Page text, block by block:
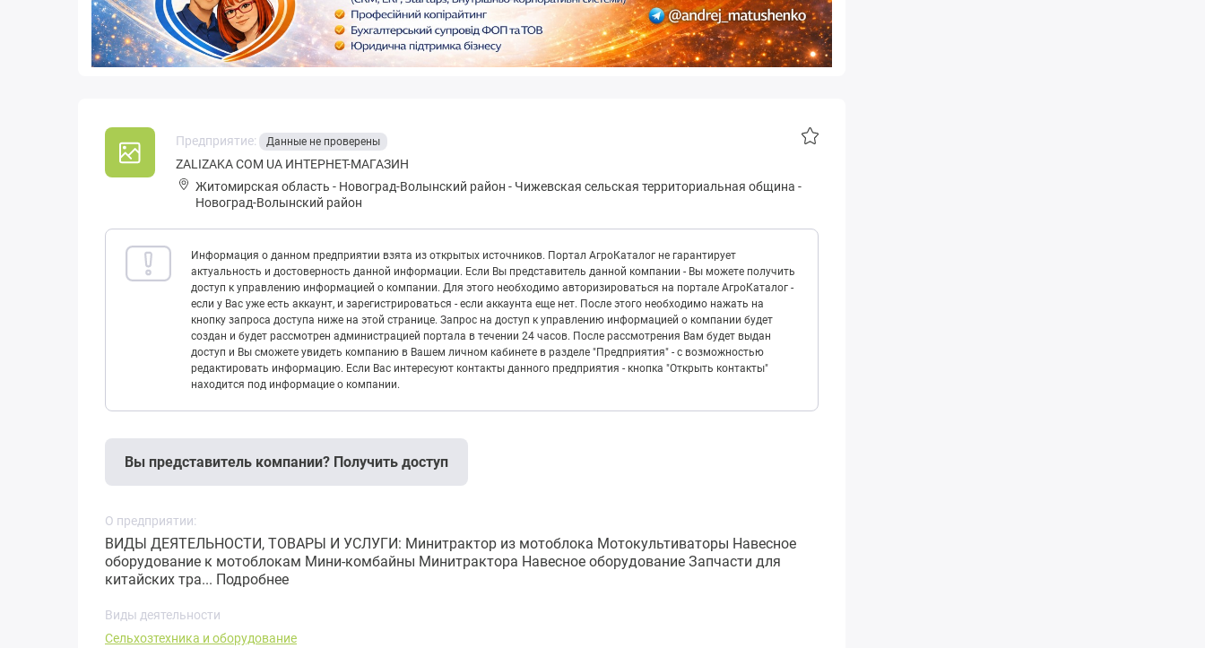
Предприятие: Данные не проверены
ZALIZAKA COM UA ИНТЕРНЕТ-МАГАЗИН
Житомирская область - Новоград-Волынский район - Чижевская сельская территориальная община -
Новоград-Волынский район
Информация о данном предприятии взята из открытых источников. Портал АгроКаталог не гарантирует
актуальность и достоверность данной информации. Если Вы представитель данной компании - Вы можете получить
доступ к управлению информацией о компании. Для этого необходимо авторизироваться на портале АгроКаталог -
если у Вас уже есть аккаунт, и зарегистрироваться - если аккаунта еще нет. После этого необходимо нажать на
кнопку запроса доступа ниже на этой странице. Запрос на доступ к управлению информацией о компании будет
создан и будет рассмотрен администрацией портала в течении 24 часов. После рассмотрения Вам будет выдан
доступ и Вы сможете увидеть компанию в Вашем личном кабинете в разделе "Предприятия" - с возможностью
редактировать информацию. Если Вас интересуют контакты данного предприятия - кнопка "Открыть контакты"
находится под информацие о компании.
Вы представитель компании? Получить доступ
О предприятии:
ВИДЫ ДЕЯТЕЛЬНОСТИ, ТОВАРЫ И УСЛУГИ: Минитрактор из мотоблока Мотокультиваторы Навесное
оборудование к мотоблокам Мини-комбайны Минитрактора Навесное оборудование Запчасти для
китайских тра... Подробнее
Виды деятельности
Сельхозтехника и оборудование